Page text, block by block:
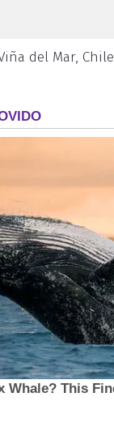
del Mar, Chile